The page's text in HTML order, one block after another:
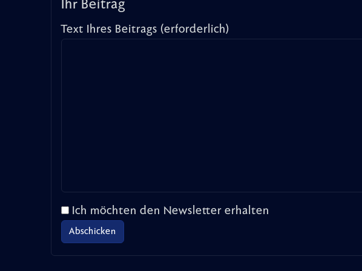
Ihr Beitrag
Text Ihres Beitrags (erforderlich)
Ich möchten den Newsletter erhalten